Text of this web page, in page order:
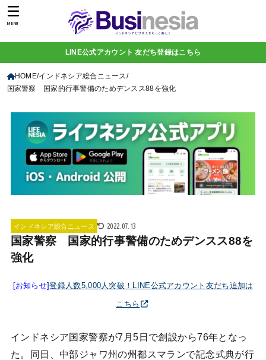
MENU
LINE公式アカウント 友だち登録はこちら
HOME インドネシア総合ニュース
国家警察 国家的行事警備のためデンスス88を強化
インドネシア総合ニュース 2022.07.13
国家警察 国家的行事警備のためデンスス88を
強化
[お知らせ]登録人数5,000人突破！LINE公式アカウント友だち追加は
こちら
インドネシア国家警察が7月5日で創設から76年となっ
た。同日、中部ジャワ州の州都スマランで記念式典が行